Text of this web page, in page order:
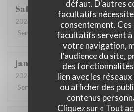
défaut. D'autres
facultatifs
consentement. Ces
facultatifs servent à
votre navigation,
l'audience du site,
des fonctionnalités
lien avec les
ou afficher des
contenus
Cliquez sur « Tout
Sabrina
2026-07-25
- 21:00 - Couverts 2
Service
Ambiance:4/5 Cuisine: 4
jan
2026-07-28
- 19:30 - Couverts 2
Service
Ambiance:3/5 Cuisine: 3